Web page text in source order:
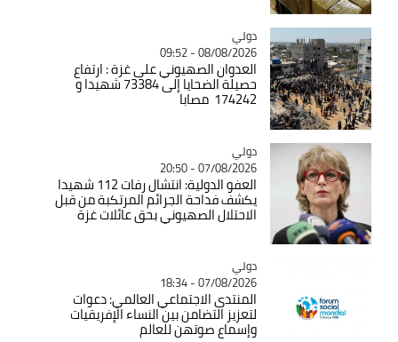
Catégorie
دولي
08/08/2026 - 09:52
العدوان الصهيوني على غزة : ارتفاع
حصيلة الضحايا إلى 73384 شهيدا و
174242 مصابا
Catégorie
دولي
07/08/2026 - 20:50
العفو الدولية: انتشال رفات 112 شهيدا
يكشف فداحة الجرائم المرتكبة من قبل
الاحتلال الصهيوني بحق عائلات غزة
Catégorie
دولي
07/08/2026 - 18:34
المنتدى الاجتماعي العالمي: دعوات
لتعزيز التضامن بين النساء الإفريقيات
وإسماع صوتهن للعالم